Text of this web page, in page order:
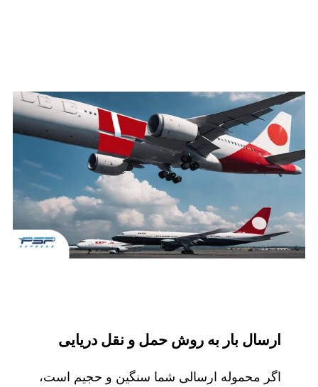
ارسال بار به روش حمل‌ و نقل دریایی
اگر محموله ارسالی شما سنگین و حجیم است،